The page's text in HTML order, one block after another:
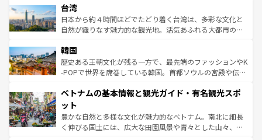
人々、おいしいローカルフードやハワイアンミュージッ
ク、伝統的なフラダンスなど、すべてがハワイの魅力を彩
っている。訪れるたびに新しい発見と感動が待っているハ
はコンテンツ一覧
リアリーフや大陸中央部にそびえるウルル（エアーズロッ
ク）、タスマニアの美しい原生林やケアンズの熱帯雨林な
ど、見どころがたくさん。また、カフェやワイン、オージ
いる。アクティビティも充実しており、サーフィンやダイ
ビング、ハイキングなど、アウトドア好きにはたまらな
い。オーストラリアの多彩な魅力を存分に味わいつくそ
参照してほしい。
台湾
日本から約４時間ほどでたどり着く台湾は、多彩な文化と
自然が織りなす魅力的な観光地。活気あふれる大都市の台
ン）、静ひつな山岳地帯である台湾東部など、都市の喧騒
と山間の静けさが共存しており、訪れる人に新しい発見と
驚きをもたらしてくれる。また、奥深い台湾の食文化も魅
容にもいいと評判のスイーツなど、バラエティ豊かな料理
照してほしい。
韓国
歴史ある王朝文化が残る一方で、最先端のファッションやK
-POPで世界を席巻している韓国。首都ソウルの宮殿や伝統
き、地方に足を延ばせば四季折々の自然美を楽しむことが
できる。そして、キムチや焼肉、絶品のストリートフード
まで、さまざまな韓国料理が待っている。夜には、韓国な
らではのナイトライフも堪能できる。あたたかいホスピタ
ベトナムの基本情報と観光ガイド・有名観光スポ
ット
豊かな自然と多様な文化が魅力的なベトナム。南北に細長
く伸びる国土には、広大な田園風景や青々とした山々、世